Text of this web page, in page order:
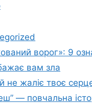
ворог»: 9
вам зла
не жаліє твоє
— повчальна